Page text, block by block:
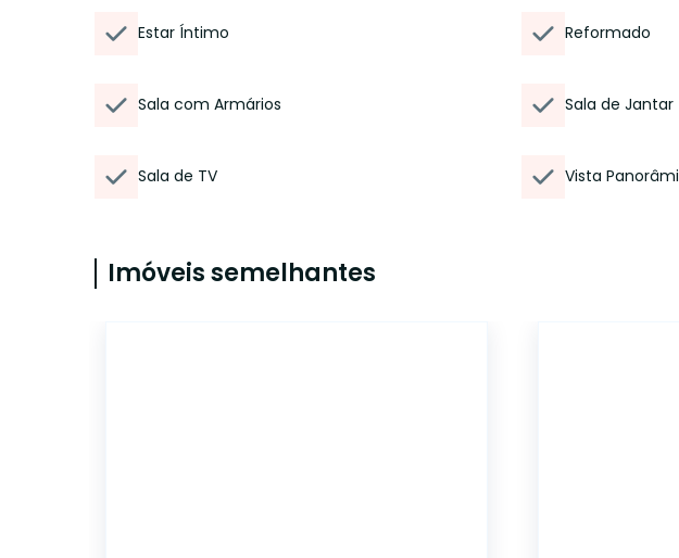
Estar Íntimo Reformado
Sala com Armários Sala de Jantar
Sala de TV Vista
Imóveis semelhantes